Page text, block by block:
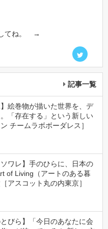
してね。 →
記事一覧
】絵巻物が描いた世界を、デ
「存在する」という新しい
チームラボボーダレス］
ソワレ】手のひらに、日本の
of Living（アートのある暮
アスコット丸の内東京］
とびら】「今日のあなたに会